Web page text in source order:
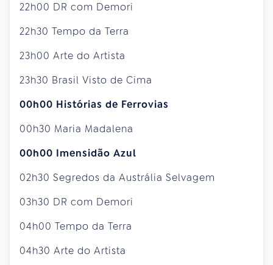
22h00 DR com Demori
22h30 Tempo da Terra
23h00 Arte do Artista
23h30 Brasil Visto de Cima
00h00 Histórias de Ferrovias
00h30 Maria Madalena
00h00 Imensidão Azul
02h30 Segredos da Austrália Selvagem
03h30 DR com Demori
04h00 Tempo da Terra
04h30 Arte do Artista